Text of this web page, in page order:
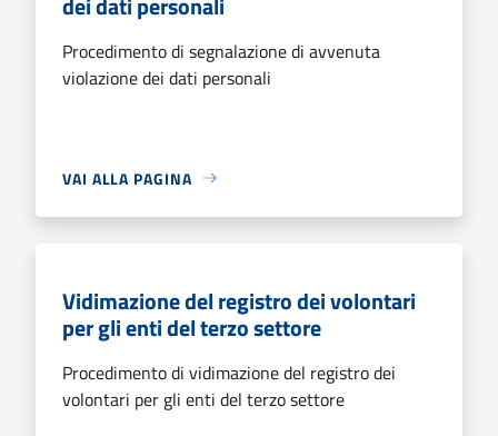
Procedimento di segnalazione di avvenuta
violazione dei dati personali
VAI ALLA PAGINA
Vidimazione del registro dei volontari
per gli enti del terzo settore
Procedimento di vidimazione del registro dei
volontari per gli enti del terzo settore